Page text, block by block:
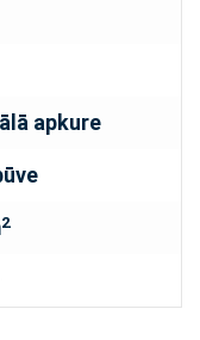
apkure
2